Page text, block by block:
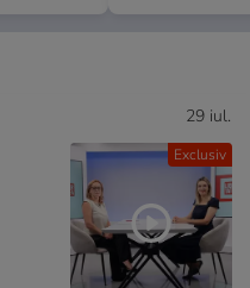
Exclusiv
29 iul.